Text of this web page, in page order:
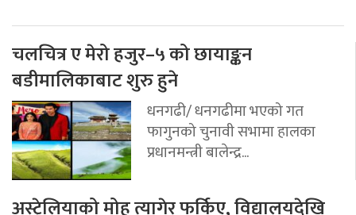
चलचित्र ए मेरो हजुर–५ को छायाङ्कन
बडीमालिकाबाट शुरु हुने
धनगढी/ धनगढीमा भएको गत
फागुनको चुनावी सभामा हालका
प्रधानमन्त्री बालेन्द्र...
अस्ट्रेलियाको मोह त्यागेर फर्किए, विद्यालयदेखि